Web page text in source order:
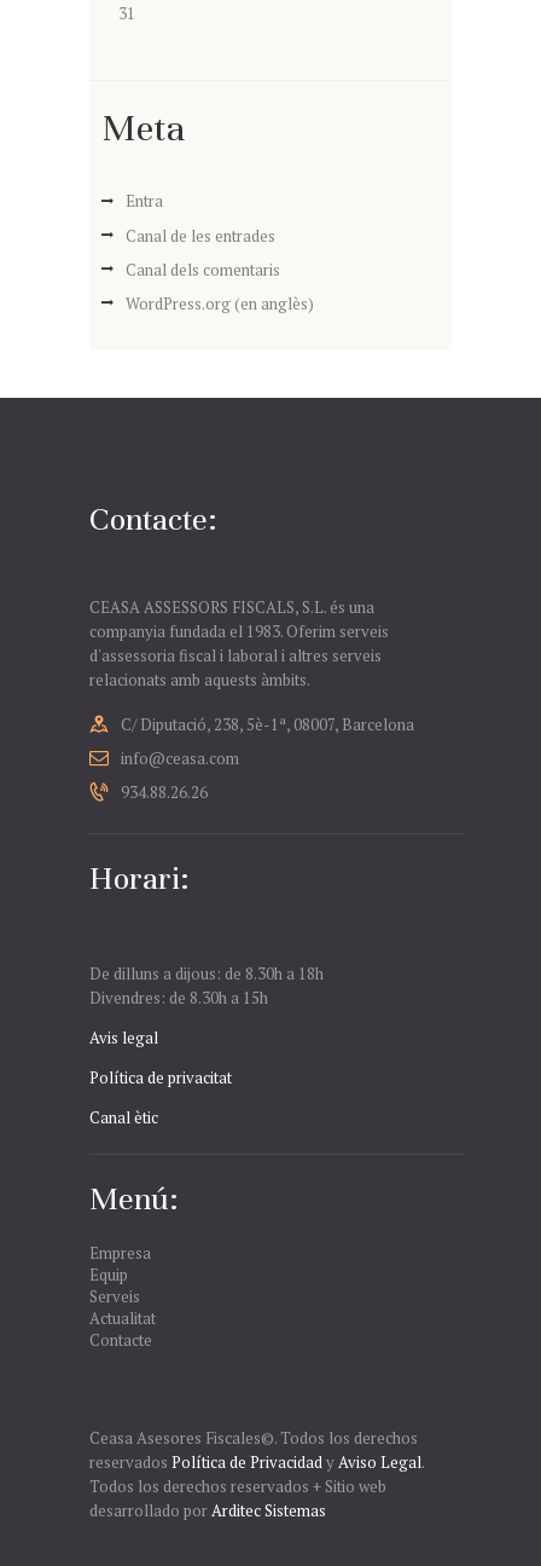
31
Meta
Entra
Canal de les entrades
Canal dels comentaris
WordPress.org (en anglès)
Contacte:
CEASA ASSESSORS FISCALS, S.L. és una
companyia fundada el 1983. Oferim serveis
d'assessoria fiscal i laboral i altres serveis
relacionats amb aquests àmbits.
C/ Diputació, 238, 5è-1ª, 08007, Barcelona
info@ceasa.com
934.88.26.26
Horari:
De dilluns a dijous: de 8.30h a 18h
Divendres: de 8.30h a 15h
Avis legal
Política de privacitat
Canal ètic
Menú:
Empresa
Equip
Serveis
Actualitat
Contacte
Ceasa Asesores Fiscales©. Todos los derechos
reservados Política de PrivacidadyAviso Legal.
Todos los derechos reservados + Sitio web
desarrollado porArditec Sistemas